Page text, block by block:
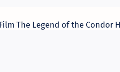
The Legend of the Condor